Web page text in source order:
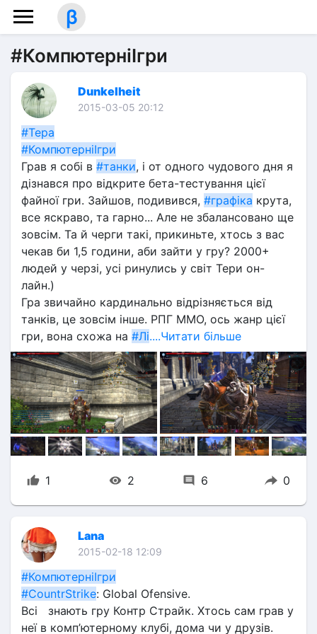
β
#КомпютерніІгри
Dunkelheit
2015-03-05 20:12
#Тера
#КомпютерніІгри
Грав я собі в #танки, і от одного чудового дня я
дізнався про відкрите бета-тестування цієї
файної гри. Зайшов, подивився, #графіка крута,
все яскраво, та гарно... Але не збалансовано ще
зовсім. Та й черги такі, прикиньте, хтось з вас
чекав би 1,5 години, аби зайти у гру? 2000+
людей у черзі, усі ринулись у світ Тери он-
лайн.)
Гра звичайно кардинально відрізняється від
танків, це зовсім інше. РПГ ММО, ось жанр цієї
гри, вона схожа на #Лі....Читати більше
1 2 6 0
Lana
2015-02-18 12:09
#КомпютерніІгри
#CountrStrike: Global Ofensive.
Всі   знають гру Контр Страйк. Хтось сам грав у
неї в комп’ютерному клубі, дома чи у друзів.